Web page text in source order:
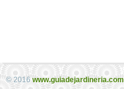
© 2016 www.guiadejardineria.com